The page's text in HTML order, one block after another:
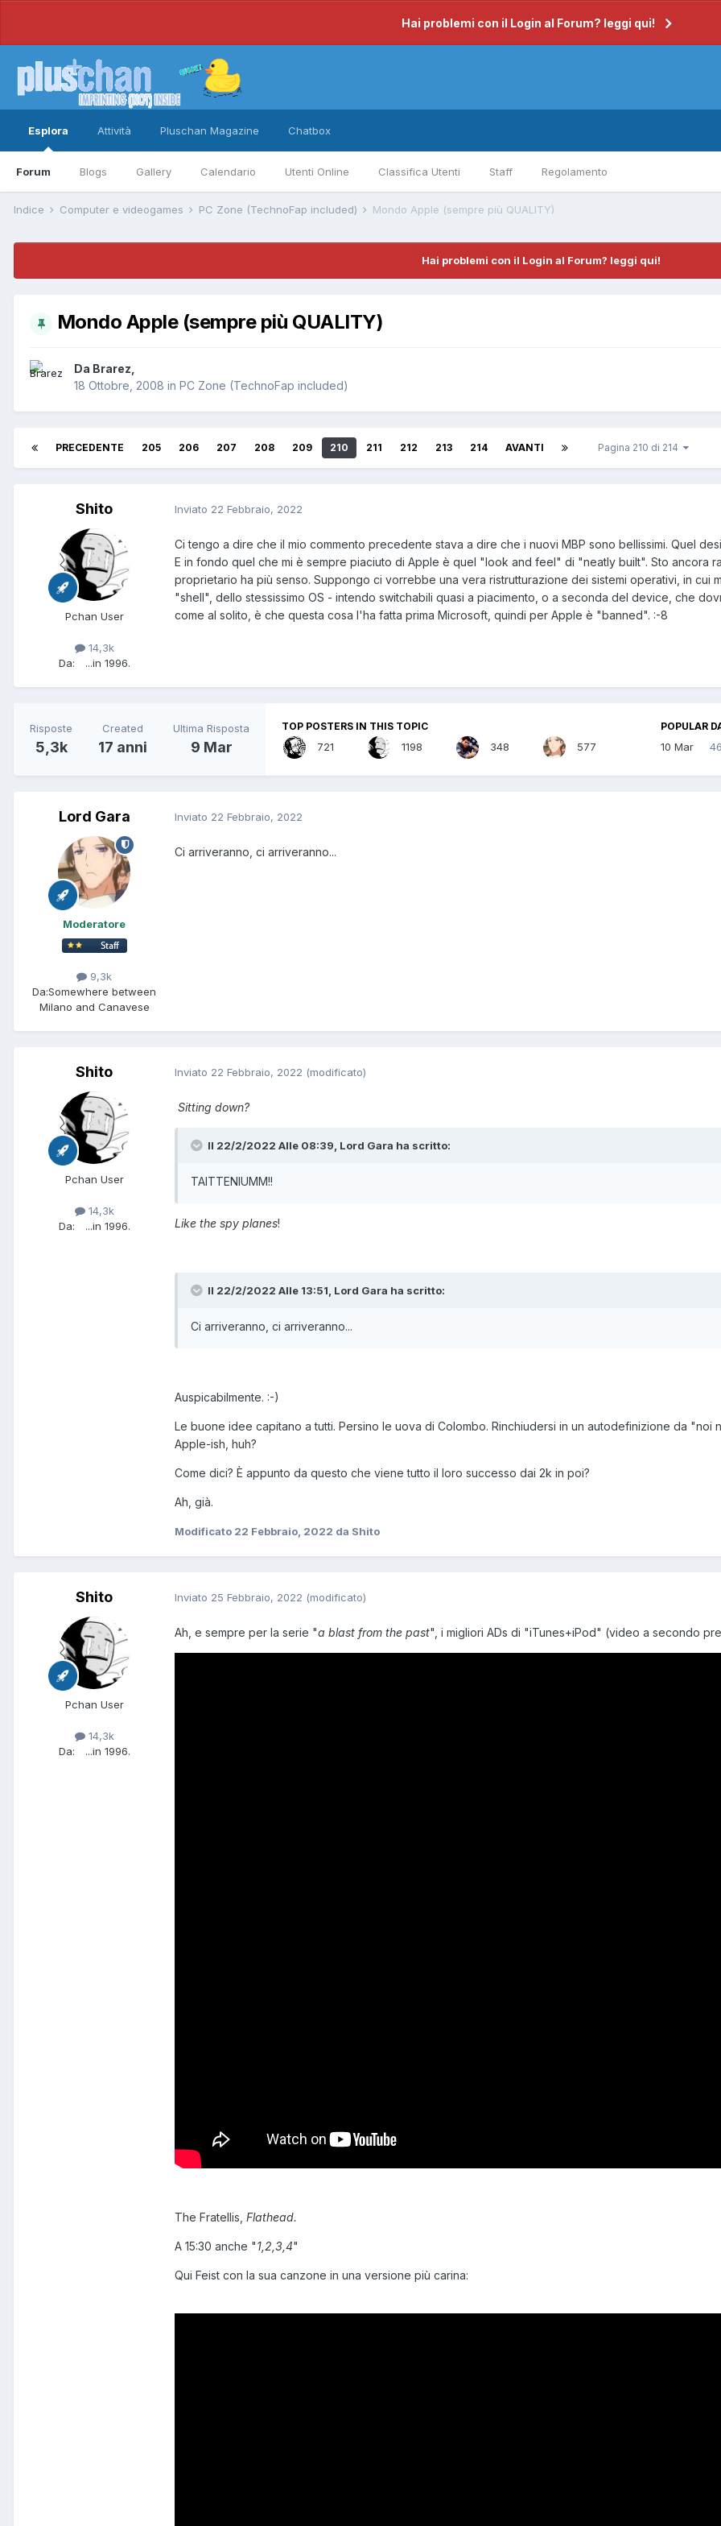
Hai problemi con il Login al Forum? leggi qui!
Esplora
Forum Blogs Gallery Calendario Utenti Online Classifica Utenti Staff Regolamento
Attività Pluschan Magazine Chatbox
Indice Computer e videogames PC Zone (TechnoFap included) Mondo Apple (sempre più QUALITY)
Hai problemi con il Login al Forum? leggi qui!
Mondo Apple (sempre più QUALITY)
Da Brarez
18 Ottobre, 2008 in PC Zone (TechnoFap included)
PRECEDENTE 205 206 207 208 209 210 211 212 213 214 AVANTI Pagina 210 di 214
Shito
Pchan User
14,3k
Da: ...in 1996.
Inviato 22 Febbraio, 2022
Ci tengo a dire che il mio commento precedente stava a dire che i nuovi MBP sono bellissimi. Quel
E in fondo quel che mi è sempre piaciuto di Apple è quel "look and feel" di "neatly built". Sto ancora
proprietario ha più senso. Suppongo ci vorrebbe una vera ristrutturazione dei sistemi operativi, in cui
"shell", dello stessissimo OS - intendo switchabili quasi a piacimento, o a seconda del device, che
come al solito, è che questa cosa l'ha fatta prima Microsoft, quindi per Apple è "banned". :-8
Risposte
5,3k
Created
17 anni
Ultima Risposta
9 Mar
TOP POSTERS IN THIS TOPIC
721 1198 348 577
POPULAR
10 Mar 46
Lord Gara
Moderatore
9,3k
Da:Somewhere between
Milano and Canavese
Inviato 22 Febbraio, 2022
Ci arriveranno, ci arriveranno...
Shito
Pchan User
14,3k
Da: ...in 1996.
Inviato 22 Febbraio, 2022 (modificato)
Sitting down?
Il 22/2/2022 Alle 08:39, Lord Gara ha scritto:
TAITTENIUMM!!
Like the spy planes!
Il 22/2/2022 Alle 13:51, Lord Gara ha scritto:
Ci arriveranno, ci arriveranno...
Auspicabilmente. :-)
Le buone idee capitano a tutti. Persino le uova di Colombo. Rinchiudersi in un autodefinizione da
Apple-ish, huh?
Come dici? È appunto da questo che viene tutto il loro successo dai 2k in poi?
Ah, già.
Modificato 22 Febbraio, 2022 da Shito
Shito
Pchan User
14,3k
Da: ...in 1996.
Inviato 25 Febbraio, 2022 (modificato)
Ah, e sempre per la serie "a blast from the past", i migliori ADs di "iTunes+iPod" (video a secondo
The Fratellis, Flathead.
A 15:30 anche "1,2,3,4"
Qui Feist con la sua canzone in una versione più carina: